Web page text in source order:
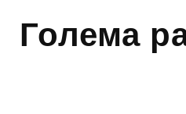
Голема